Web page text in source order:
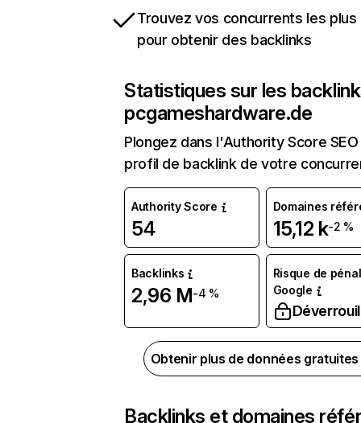
Trouvez vos concurrents les
pour obtenir des backlinks
Statistiques sur les
pcgameshardware.de
Plongez dans l'Authority Score
profil de backlink de votre
Authority Score
54
Domaines
15,12 k-2 %
Backlinks
2,96 M-4 %
Risque de
Google
Obtenir plus de données
Backlinks et domaines